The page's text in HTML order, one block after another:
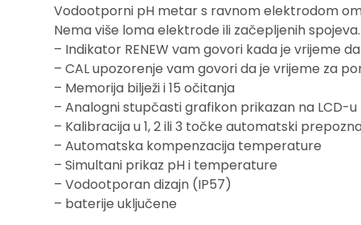
Vodootporni pH metar s ravnom elektrodom
Nema više loma elektrode ili začepljenih spojeva.
– Indikator RENEW vam govori kada je vrijeme
– CAL upozorenje vam govori da je vrijeme za
– Memorija bilježi i 15 očitanja
– Analogni stupčasti grafikon prikazan na LCD-u
– Kalibracija u 1, 2 ili 3 točke automatski
– Automatska kompenzacija temperature
– Simultani prikaz pH i temperature
– Vodootporan dizajn (IP57)
– baterije uključene